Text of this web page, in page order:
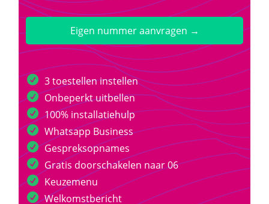
Eigen nummer aanvragen →
3 toestellen instellen
Onbeperkt uitbellen
100% installatiehulp
Whatsapp Business
Gespreksopnames
Gratis doorschakelen naar 06
Keuzemenu
Welkomstbericht